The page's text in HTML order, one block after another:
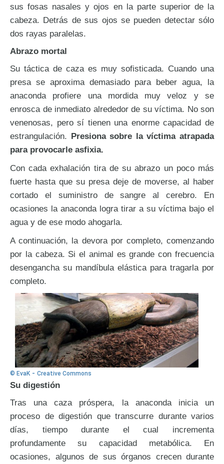
sus fosas nasales y ojos en la parte superior de la
cabeza. Detrás de sus ojos se pueden detectar sólo
dos rayas paralelas.
Abrazo mortal
Su táctica de caza es muy sofisticada. Cuando una
presa se aproxima demasiado para beber agua, la
anaconda profiere una mordida muy veloz y se
enrosca de inmediato alrededor de su víctima. No son
venenosas, pero sí tienen una enorme capacidad de
estrangulación. Presiona sobre la víctima atrapada
para provocarle asfixia.
Con cada exhalación tira de su abrazo un poco más
fuerte hasta que su presa deje de moverse, al haber
cortado el suministro de sangre al cerebro. En
ocasiones la anaconda logra tirar a su víctima bajo el
agua y de ese modo ahogarla.
A continuación, la devora por completo, comenzando
por la cabeza. Si el animal es grande con frecuencia
desengancha su mandíbula elástica para tragarla por
completo.
© EvaK - Creative Commons
Su digestión
Tras una caza próspera, la anaconda inicia un
proceso de digestión que transcurre durante varios
días, tiempo durante el cual incrementa
profundamente su capacidad metabólica. En
ocasiones, algunos de sus órganos crecen durante